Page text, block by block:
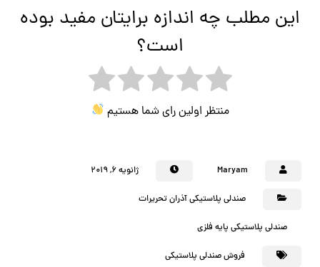
این مطلب چه اندازه برایتان مفید بوده
است؟
منتظر اولین رای شما هستیم
Maryam ژانویه ۶, ۲۰۱۹
صندلی پلاستیکی آذران تحریرات
صندلی پلاستیکی پایه فلزی
فروش صندلی پلاستیکی